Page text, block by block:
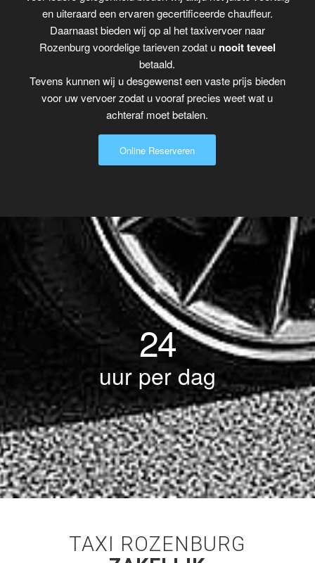
en uiteraard een ervaren gecertificeerde chauffeur.
Daarnaast bieden wij op al het taxivervoer naar
Rozenburg voordelige tarieven zodat u nooit teveel
betaald.
Tevens kunnen wij u desgewenst een vaste prijs bieden
voor uw vervoer zodat u vooraf precies weet wat u
achteraf moet betalen.
Online Reserveren
24
uur per dag
TAXI ROZENBURG